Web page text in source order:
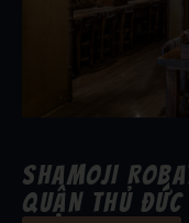
SHAMOJI
QUẬN THỦ ĐỨC